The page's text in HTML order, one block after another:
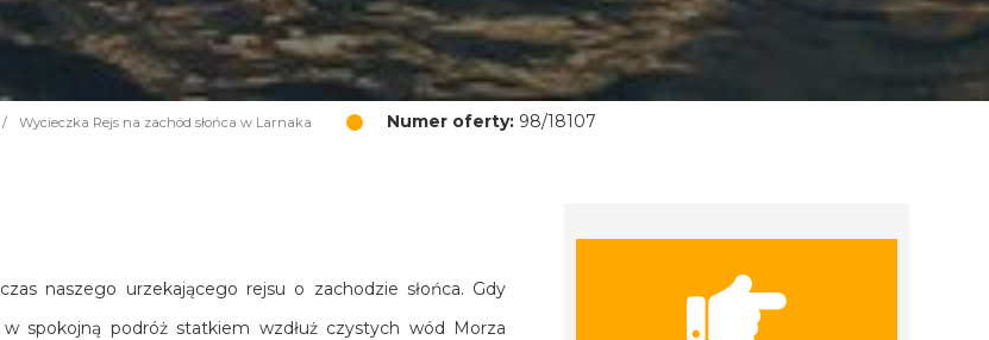
/ Wycieczka Rejs na zachód słońca w Larnaka Numer oferty: 98/18107
naszego urzekającego rejsu o zachodzie słońca. Gdy
spokojną podróż statkiem wzdłuż czystych wód Morza